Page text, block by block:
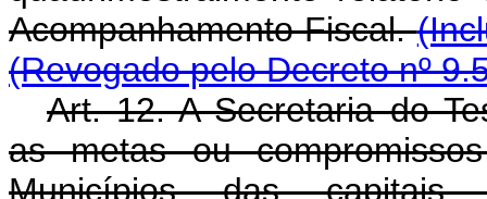
Acompanhamento Fiscal.
(Revogado pelo Decreto nº
Art. 12. A Secretaria do
as metas ou
Municípios das